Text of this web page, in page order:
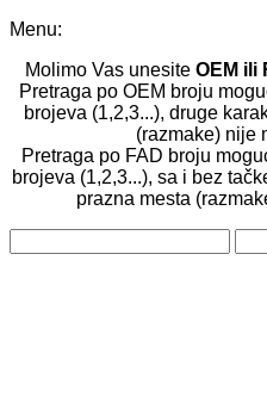
Menu:
Molimo Vas unesite OEM ili
Pretraga po OEM broju
brojeva (1,2,3...), druge
(razmake) nije
Pretraga po FAD broju
brojeva (1,2,3...), sa i bez
prazna mesta